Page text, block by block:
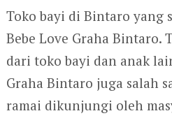
Toko bayi di Bintaro yang
Bebe Love Graha Bintaro.
dari toko bayi dan anak
Graha Bintaro juga salah
ramai dikunjungi oleh